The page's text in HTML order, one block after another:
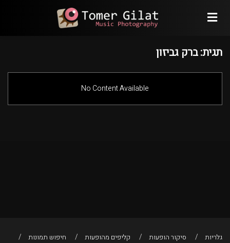
תגית:ברק גביזון
No Content Available
גלריות סיקור הופעות קליפים מהופעות
חיפוש תמונות